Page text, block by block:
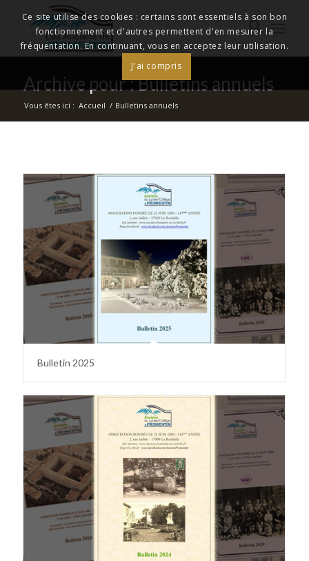
Archive pour : Bulletins annuels
Vous êtes ici : Accueil / Bulletins annuels
Bulletin 2025
Ce site utilise des cookies : certains sont essentiels à son bon
fonctionnement et d'autres permettent d'en mesurer la
fréquentation. En continuant, vous en acceptez leur utilisation.
J'ai compris